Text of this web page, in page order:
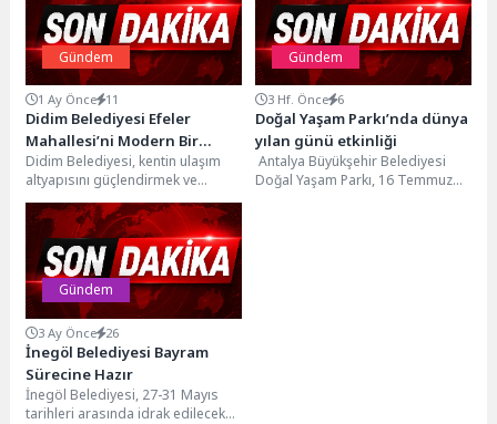
Gündem
1 Ay Önce 11
Didim Belediyesi Efeler
Mahallesi’ni Modern Bir
Görünüme Kavuşturuyor
Didim Belediyesi, kentin ulaşım
altyapısını güçlendirmek ve
yaşam kalitesini artırmak amacıyla
yürüttüğü yol yapım, bakım...
Gündem
3 Hf. Önce 6
Doğal Yaşam Parkı’nda dünya
yılan günü etkinliği
Antalya Büyükşehir Belediyesi
Doğal Yaşam Parkı, 16 Temmuz
Gündem
3 Ay Önce 26
İnegöl Belediyesi Bayram
Sürecine Hazır
İnegöl Belediyesi, 27-31 Mayıs
tarihleri arasında idrak edilecek